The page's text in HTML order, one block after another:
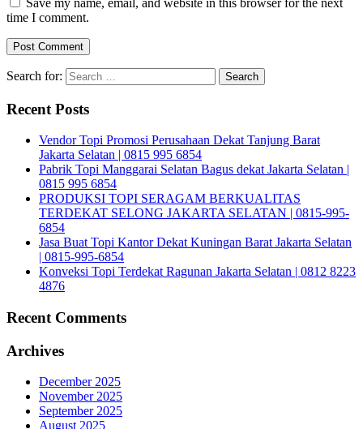
time I comment.
Search for:
Recent Posts
Vendor Topi Promosi Perusahaan Dekat Tanjung Barat
Jakarta Selatan | 0815 995 6854
Pabrik Topi Manggarai Selatan Bagus dekat Jakarta Selatan |
0815 995 6854
PRODUKSI TOPI SERAGAM BERKUALITAS
TERDEKAT SELONG JAKARTA SELATAN | 0815-995-
6854
Jasa Buat Topi Kantor Dekat Kuningan Barat Jakarta Selatan
| 0815-995-6854
Konveksi Topi Terdekat Ragunan Jakarta Selatan | 0812 8223
4876
Recent Comments
Archives
December 2025
November 2025
September 2025
August 2025